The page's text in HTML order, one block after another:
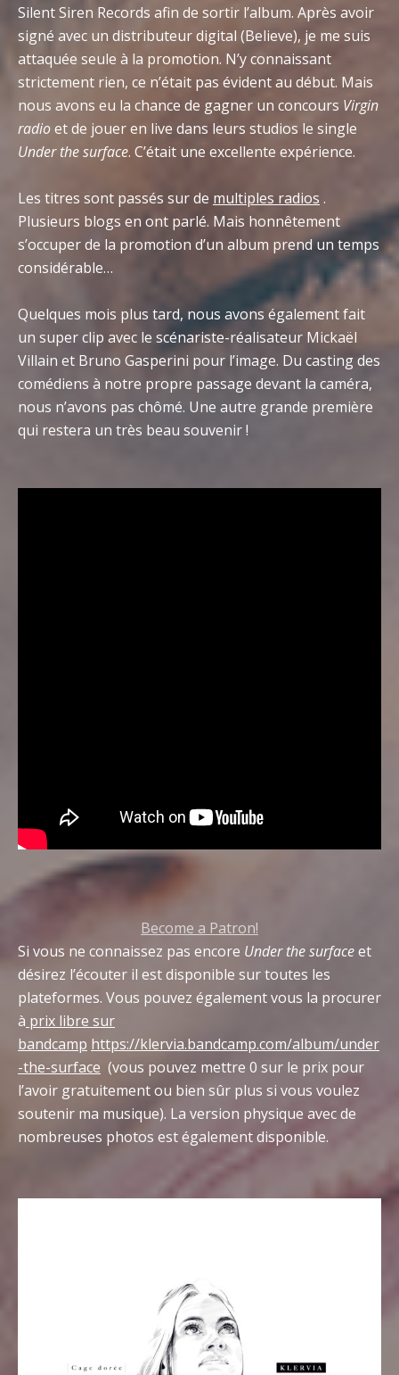
Silent Siren Records afin de sortir l’album. Après avoir
signé avec un distributeur digital (Believe), je me suis
attaquée seule à la promotion. N’y connaissant
strictement rien, ce n’était pas évident au début. Mais
nous avons eu la chance de gagner un concours Virgin
radioet de jouer en live dans leurs studios le single
Under the surface. C’était une excellente expérience.
Les titres sont passés sur de multiples radios .
Plusieurs blogs en ont parlé. Mais honnêtement
s’occuper de la promotion d’un album prend un temps
considérable…
Quelques mois plus tard, nous avons également fait
un super clip avec le scénariste-réalisateur Mickaël
Villain et Bruno Gasperini pour l’image. Du casting des
comédiens à notre propre passage devant la caméra,
nous n’avons pas chômé. Une autre grande première
qui restera un très beau souvenir !
Become a Patron!
Si vous ne connaissez pas encore Under the surfaceet
désirez l’écouter il est disponible sur toutes les
plateformes. Vous pouvez également vous la procurer
à prix libre sur
bandcamp https://klervia.bandcamp.com/album/under
-the-surface (vous pouvez mettre 0 sur le prix pour
l’avoir gratuitement ou bien sûr plus si vous voulez
soutenir ma musique). La version physique avec de
nombreuses photos est également disponible.